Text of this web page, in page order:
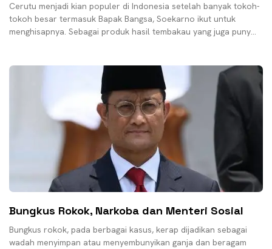
Cerutu menjadi kian populer di Indonesia setelah banyak tokoh-
tokoh besar termasuk Bapak Bangsa, Soekarno ikut untuk
menghisapnya. Sebagai produk hasil tembakau yang juga punya
Bungkus Rokok, Narkoba dan Menteri Sosial
Bungkus rokok, pada berbagai kasus, kerap dijadikan sebagai
wadah menyimpan atau menyembunyikan ganja dan beragam